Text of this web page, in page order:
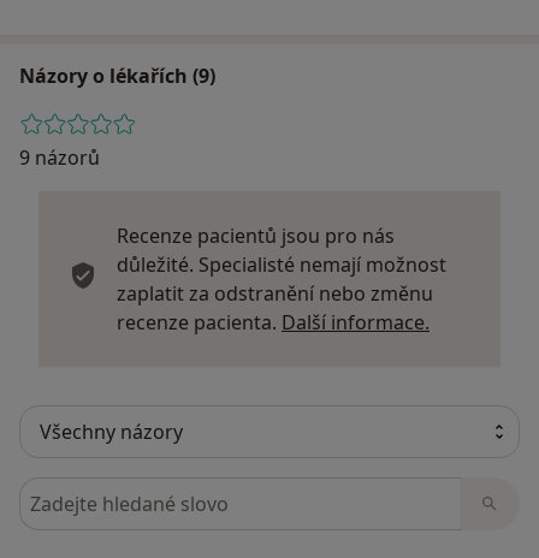
Názory o lékařích (9)
9 názorů
Recenze pacientů jsou pro nás
důležité. Specialisté nemají možnost
zaplatit za odstranění nebo změnu
recenze pacienta. Další informace.
Hledejte v názorech